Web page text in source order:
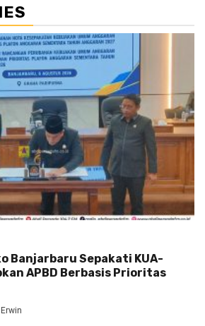
Banjarbaru Sepakati KUA-
APBD Berbasis Prioritas
Erwin